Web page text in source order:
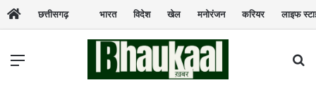
छत्तीसगढ़ भारत विदेश खेल मनोरंजन करियर लाइफ
Menu